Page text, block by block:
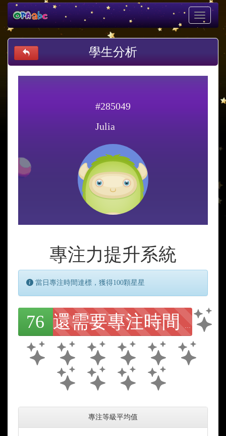
Toggle
學生分析
#285049
Julia
專注力提升系統
當日專注時間達標，獲得100顆星星
76 還需要專注時間 29 分鐘
專注等級平均值